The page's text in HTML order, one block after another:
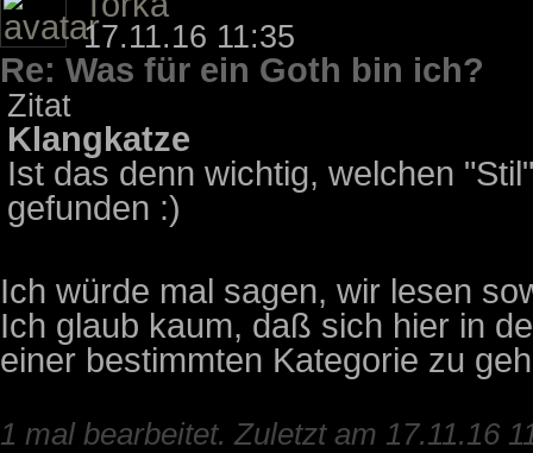
17.11.16 11:35
Re: Was für ein Goth bin ich?
Zitat
Klangkatze
Ist das denn wichtig, welchen
gefunden :)
Ich würde mal sagen, wir lesen
Ich glaub kaum, daß sich hier in
einer bestimmten Kategorie zu
1 mal bearbeitet. Zuletzt am 17.11.16